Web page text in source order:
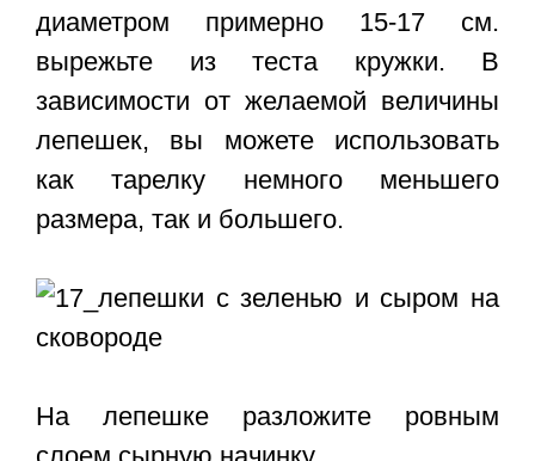
диаметром примерно 15-17 см.
вырежьте из теста кружки. В
зависимости от желаемой величины
лепешек, вы можете использовать
как тарелку немного меньшего
размера, так и большего.
На лепешке разложите ровным